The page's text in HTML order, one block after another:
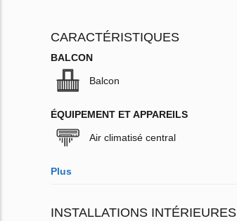
CARACTÉRISTIQUES
BALCON
Balcon
ÉQUIPEMENT ET APPAREILS
Air climatisé central
Plus
INSTALLATIONS INTÉRIEURES